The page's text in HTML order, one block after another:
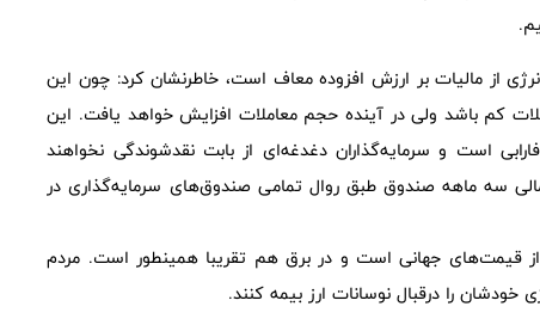
از مالیات بر ارزش افزوده معاف است، خاطرنشان کرد: چون این
کم باشد ولی در آینده حجم معاملات افزایش خواهد یافت. این
فارابی است و سرمایه‌گذاران دغدغه‌ای از بابت نقدشوندگی نخواهند
سه ماهه صندوق طبق روال تمامی صندوق‌های سرمایه‌گذاری در
از قیمت‌های جهانی است و در برق هم تقریبا همینطور است. مردم
خودشان را درقبال نوسانات ارز بیمه کنند.